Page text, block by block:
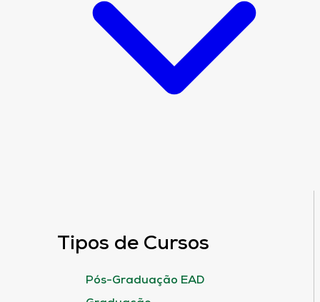
Tipos de Cursos
Pós-Graduação EAD